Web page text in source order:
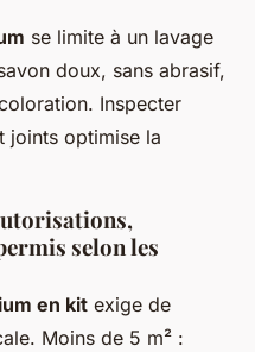
se limite à un lavage
doux, sans abrasif,
Inspecter
joints optimise la
selon les
en kit exige de
Moins de 5 m² :